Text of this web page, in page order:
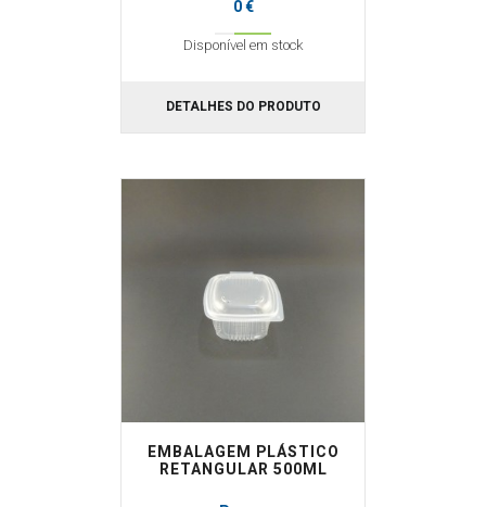
0 €
Disponível em stock
DETALHES DO PRODUTO
EMBALAGEM PLÁSTICO
RETANGULAR 500ML